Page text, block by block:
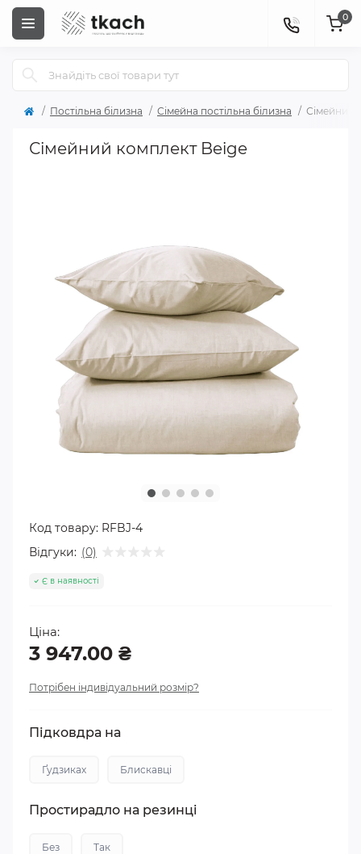
0
Постільна білизна Сімейна постільна білизна Сімейний
Сімейний комплект Beige
Код товару: RFBJ-4
Відгуки: (0)
Є в наявності
Ціна:
3 947.00 ₴
Потрібен індивідуальний розмір?
Підковдра на
Ґудзиках Блискавці
Простирадло на резинці
Без Так